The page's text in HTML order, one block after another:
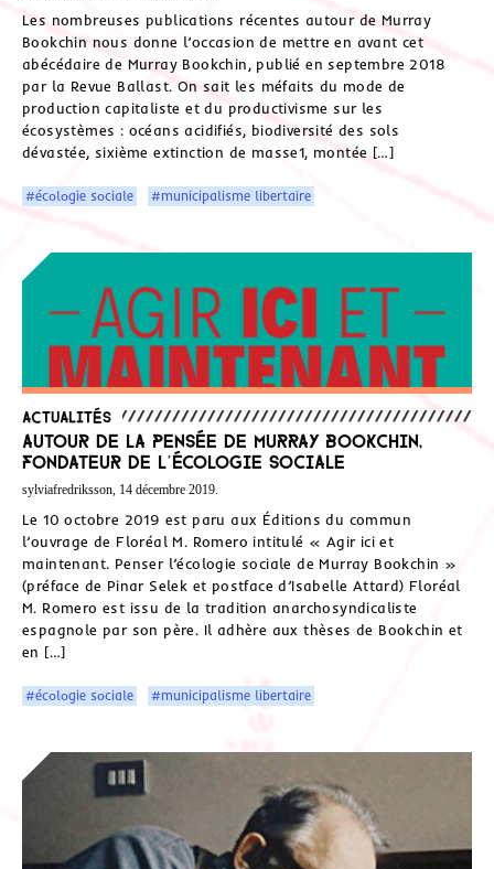
Les nombreuses publications récentes autour de Murray
Bookchin nous donne l’occasion de mettre en avant cet
abécédaire de Murray Bookchin, publié en septembre 2018
par la Revue Ballast. On sait les méfaits du mode de
production capitaliste et du productivisme sur les
écosystèmes : océans acidifiés, biodiversité des sols
dévastée, sixième extinction de masse1, montée […]
#écologie sociale #municipalisme libertaire
Actualités
Autour de la pensée de Murray Bookchin,
fondateur de l’écologie sociale
sylviafredriksson, 14 décembre 2019.
Le 10 octobre 2019 est paru aux Éditions du commun
l’ouvrage de Floréal M. Romero intitulé « Agir ici et
maintenant. Penser l’écologie sociale de Murray Bookchin »
(préface de Pinar Selek et postface d’Isabelle Attard) Floréal
M. Romero est issu de la tradition anarchosyndicaliste
espagnole par son père. Il adhère aux thèses de Bookchin et
en […]
#écologie sociale #municipalisme libertaire